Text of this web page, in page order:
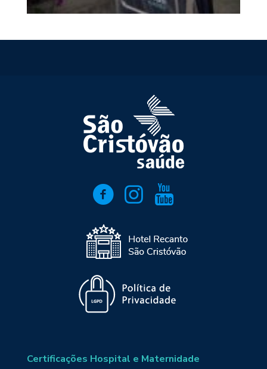
Certificações Hospital e Maternidade